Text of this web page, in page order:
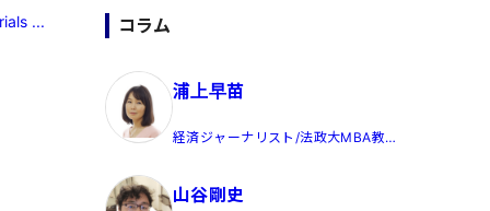
... コラム
浦上早苗
経済ジャーナリスト/法政大MBA教
山谷剛史